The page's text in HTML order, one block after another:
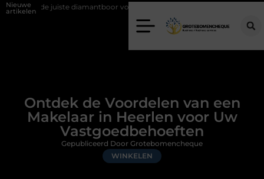
Nieuwe
artikelen voor uw project Hoe weersomstandigheden de
Ontdek de Voordelen van een
Makelaar in Heerlen voor Uw
Vastgoedbehoeften
WINKELEN
Gepubliceerd Door Grotebomencheque